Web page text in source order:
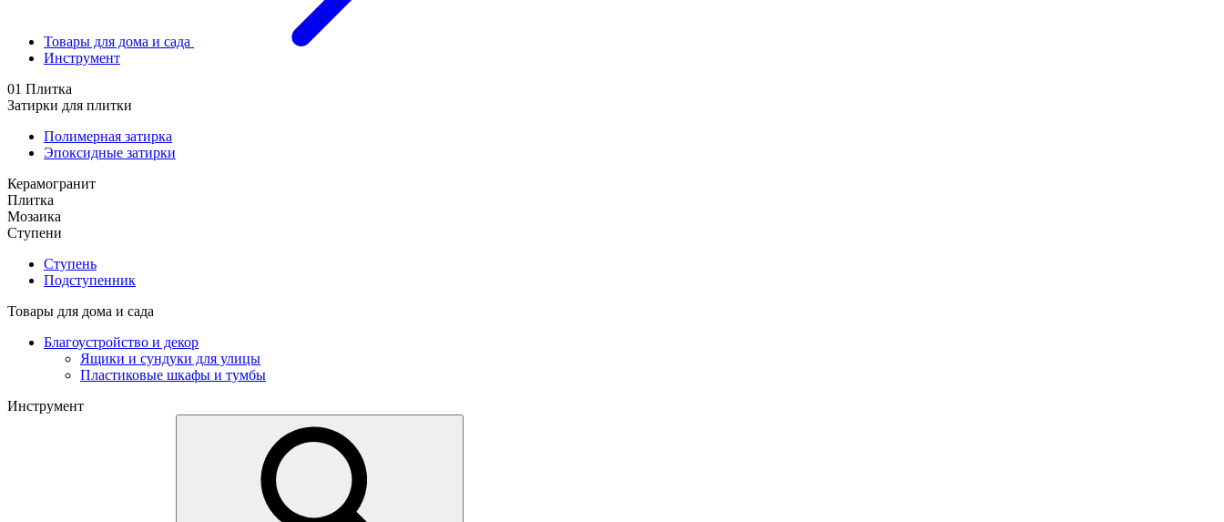
Товары для дома и сада
Инструмент
01 Плитка
Затирки для плитки
Полимерная затирка
Эпоксидные затирки
Керамогранит
Плитка
Мозаика
Ступени
Ступень
Подступенник
Товары для дома и сада
Благоустройство и декор
Ящики и сундуки для улицы
Пластиковые шкафы и тумбы
Инструмент